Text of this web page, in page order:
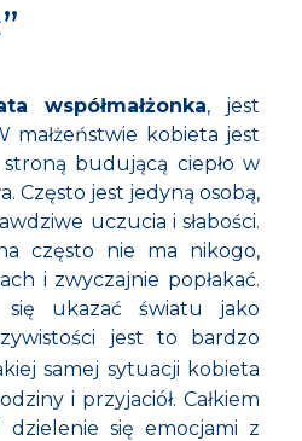
współmałżonka, jest
małżeństwie kobieta jest
budującą ciepło w
Często jest jedyną osobą,
uczucia i słabości.
często nie ma nikogo,
i zwyczajnie popłakać.
się ukazać światu jako
jest to bardzo
samej sytuacji kobieta
i przyjaciół. Całkiem
się emocjami z